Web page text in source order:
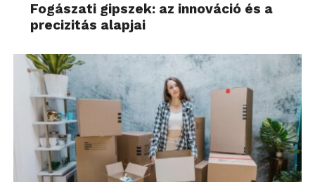
Fogászati gipszek: az innováció és a
precizitás alapjai